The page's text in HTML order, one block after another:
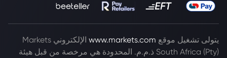
يتولى تشغيل موقع www.markets.com
الإلكتروني Markets
South Africa (Pty) ذ.م.م. المحدودة هي مرخصة من قبل هيئة